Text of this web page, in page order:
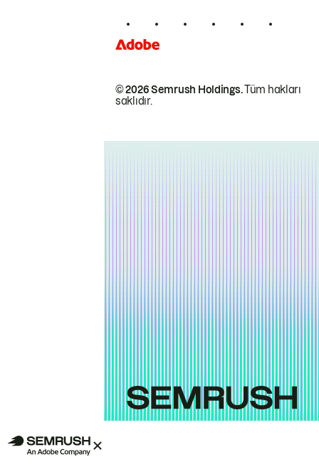
© 2026 Semrush Holdings.Tüm hakları
saklıdır.